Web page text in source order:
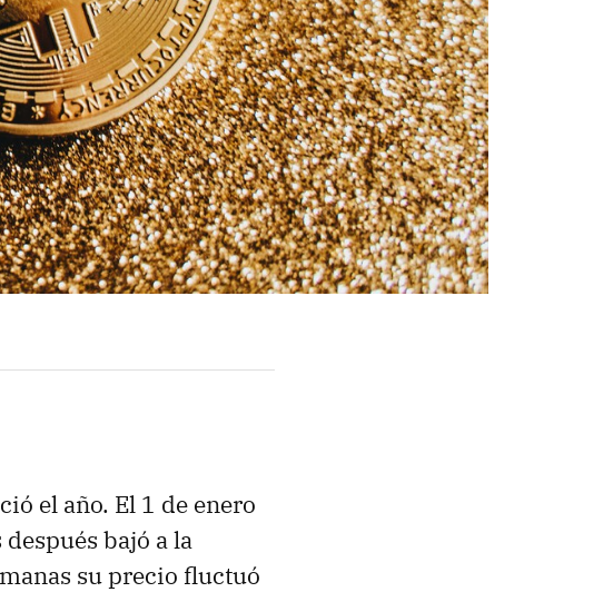
el año. El 1 de enero
bajó a la
su precio fluctuó